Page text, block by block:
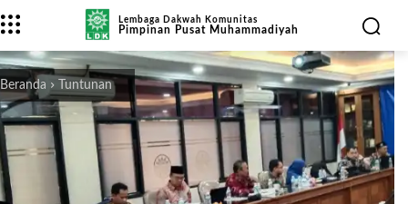
Lembaga Dakwah Komunitas
Pimpinan Pusat Muhammadiyah
Beranda Tuntunan